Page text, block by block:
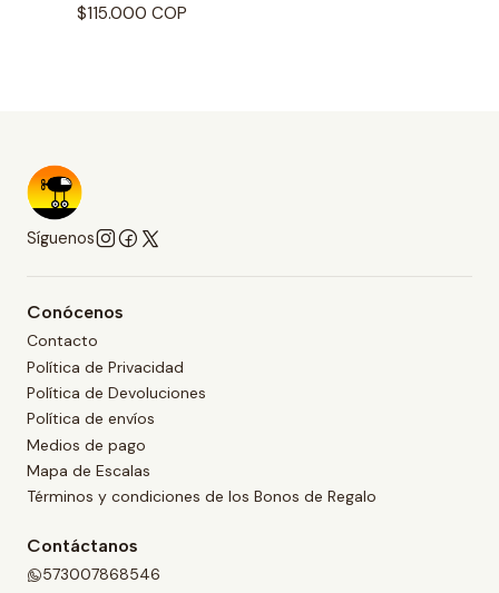
$115.000 COP
Síguenos
Conócenos
Contacto
Política de Privacidad
Política de Devoluciones
Política de envíos
Medios de pago
Mapa de Escalas
Términos y condiciones de los Bonos de Regalo
Contáctanos
573007868546